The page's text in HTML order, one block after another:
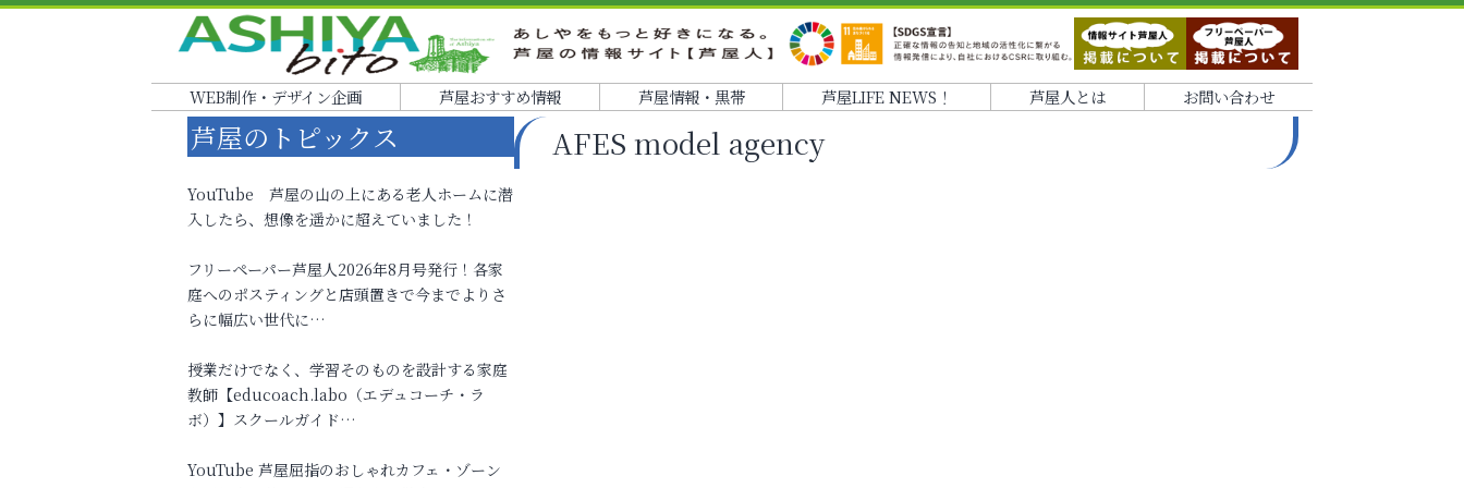
WEB制作・デザイン企画 芦屋おすすめ情報 芦屋情報・黒帯 芦屋LIFE NEWS！ 芦屋人とは お問い合わせ
AFES model agency
芦屋のトピックス
YouTube 芦屋の山の上にある老人ホームに潜
入したら、想像を遥かに超えていました！
フリーペーパー芦屋人2026年8月号発行！各家
庭へのポスティングと店頭置きで今までよりさ
らに幅広い世代に…
授業だけでなく、学習そのものを設計する家庭
教師【educoach.labo（エデュコーチ・ラ
ボ）】スクールガイド…
YouTube 芦屋屈指のおしゃれカフェ・ゾーン